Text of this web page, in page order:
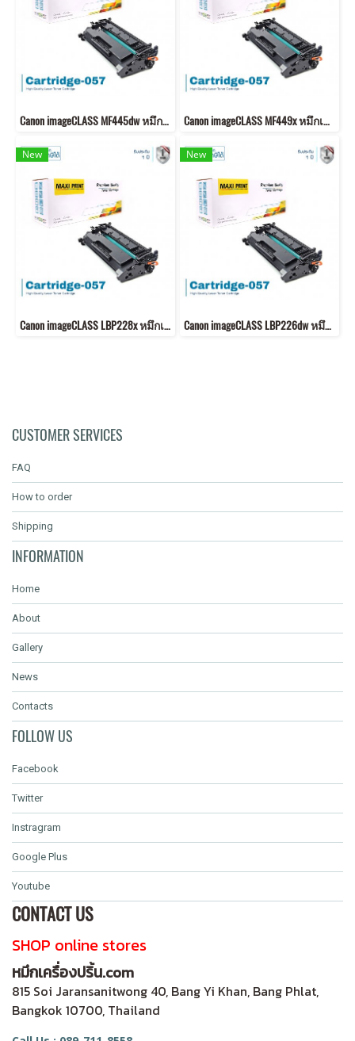
Canon imageCLASS MF445dw หมึกเครื่องปริ้น 057 พิมพ์คมชัด! Canon imageCLASS MF449x หมึกเครื่องปริ้น 057 พิมพ์คมชัด!
New
Canon imageCLASS LBP228x หมึกเครื่องปริ้น 057 คุณภาพสูง พิมพ์คมชัด!
New
Canon imageCLASS LBP226dw หมึกเครื่องปริ้น 057 คุณภาพสูง พิมพ์คมชัด!
CUSTOMER SERVICES
FAQ
How to order
Shipping
INFORMATION
Home
About
Gallery
News
Contacts
FOLLOW US
Facebook
Twitter
Instragram
Google Plus
Youtube
CONTACT US
SHOP online stores
หมึกเครื่องปริ้น.com
815 Soi Jaransanitwong 40, Bang Yi Khan, Bang Phlat,
Bangkok 10700, Thailand